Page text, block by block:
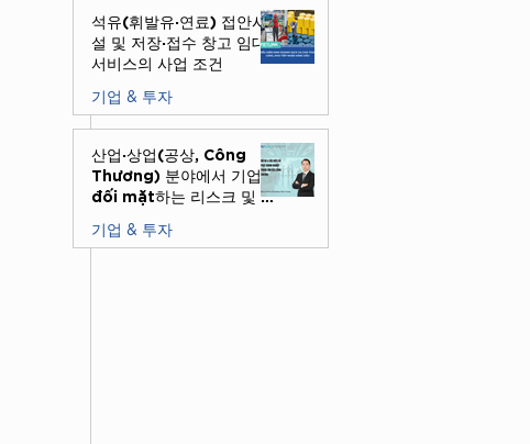
석유(휘발유·연료) 접안시
설 및 저장·접수 창고 임대
서비스의 사업 조건
기업 & 투자
산업·상업(공상, Công
Thương) 분야에서 기업이
đối mặt하는 리스크 및 처
기업 & 투자